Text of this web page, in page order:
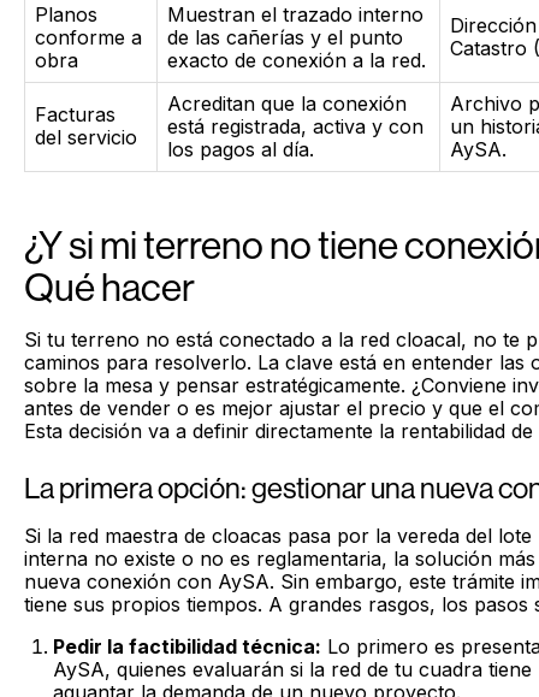
Planos
conforme a
obra
Muestran el trazado interno
de las cañerías y el punto
exacto de conexión a la red.
Catastro
Facturas
del servicio
Acreditan que la conexión
está registrada, activa y con
los pagos al día.
Archivo
un
AySA.
¿Y si mi terreno no tiene
Qué hacer
Si tu terreno no está conectado a la red cloacal, no te
caminos para resolverlo. La clave está en entender las
sobre la mesa y pensar estratégicamente. ¿Conviene
antes de vender o es mejor ajustar el precio y que el
Esta decisión va a definir directamente la rentabilidad
La primera opción: gestionar una nueva
Si la red maestra de cloacas pasa por la vereda del
interna no existe o no es reglamentaria, la solución
nueva conexión con AySA. Sin embargo, este trámite
tiene sus propios tiempos. A grandes rasgos, los pasos
Pedir la factibilidad técnica: Lo primero es
AySA, quienes evaluarán si la red de tu cuadra
aguantar la demanda de un nuevo proyecto.